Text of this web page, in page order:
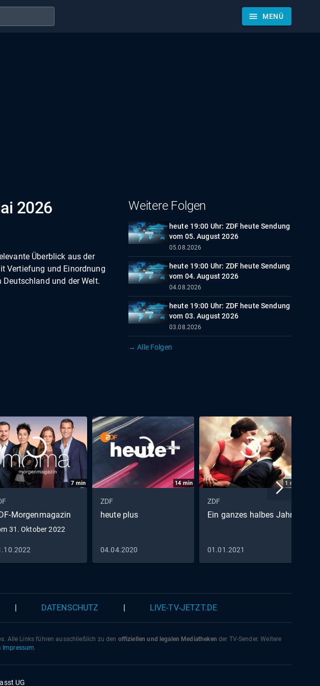
menu MENÜ
2026
Überblick aus der
Vertiefung und Einordnung
und der Welt.
Weitere Folgen
heute 19:00 Uhr: ZDF heute Sendung
vom 05. August 2026
05.08.2026
heute 19:00 Uhr: ZDF heute Sendung
vom 04. August 2026
04.08.2026
heute 19:00 Uhr: ZDF heute Sendung
vom 03. August 2026
03.08.2026
→ Alle Folgen
7 min
Morgenmagazin
31. Oktober 2022
14 min
ZDF
heute plus
04.04.2020
1 min
ZDF
Ein ganzes halbes Jahr
01.01.2021
DATENSCHUTZ LIVE-TV-JETZT.DE
Alle Links führen ausschließlich zu den offiziellen und legalen Mediatheken der TV-Sender. Weitere
Impressum.
UG